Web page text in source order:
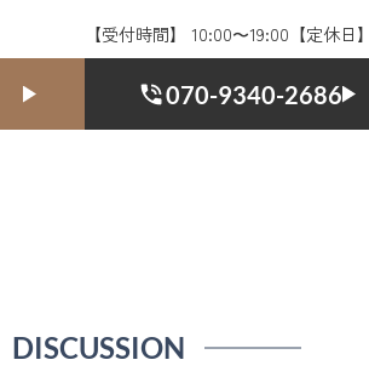
【受付時間】 10:00〜19:00【定休日
070-9340-2686
DISCUSSION